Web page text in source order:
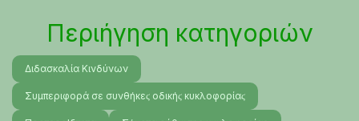
Περιήγηση κατηγοριών
Διδασκαλία Κινδύνων
Συμπεριφορά σε συνθήκεϛ οδικήϛ κυκλοφορίαϛ